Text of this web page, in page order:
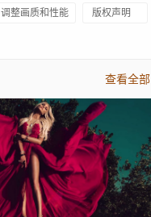
调整画质和性能 版权声明
查看全部